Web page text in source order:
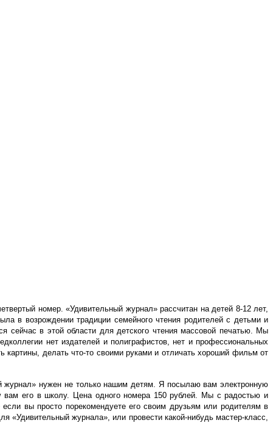
номер. «Удивительный журнал» рассчитан на детей 8-12 лет,
в возрождении традиции семейного чтения родителей с детьми и
сейчас в этой области для детского чтения массовой печатью. Мы
нет издателей и полиграфистов, нет и профессиональных
картины, делать что-то своими руками и отличать хороший фильм от
журнал» нужен не только нашим детям. Я посылаю вам электронную
вам его в школу. Цена одного номера 150 рублей. Мы с радостью и
вы просто порекомендуете его своим друзьям или родителям в
журнала», или провести какой-нибудь мастер-класс,